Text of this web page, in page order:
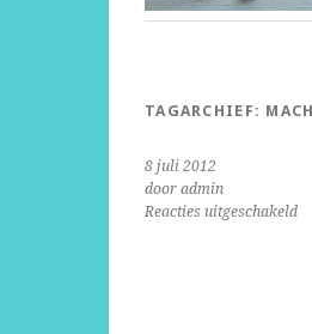
TAGARCHIEF:
8 juli 2012
door admin
Reacties uitgeschakeld